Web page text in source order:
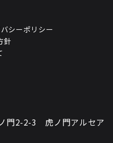
シーポリシー
針
門2-2-3 虎ノ門アルセア